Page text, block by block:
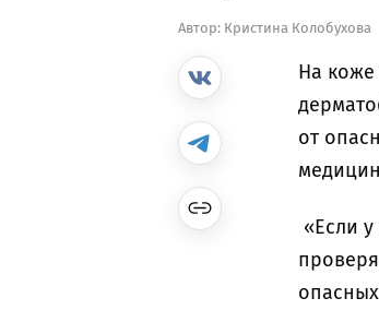
Автор: Кристина Колобухова
На коже
от
«Если